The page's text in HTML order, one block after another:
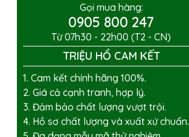
Gọi mua hàng:
0905 800 247
Từ 07h30 - 22h00 (T2 - CN)
TRIỆU HỔ CAM KẾT
1. Cam kết chính hãng 100%.
2. Giá cả cạnh tranh, hợp lý.
3. Đảm bảo chất lượng vượt trội.
4. Hồ sơ chất lượng và xuất xứ chuẩn.